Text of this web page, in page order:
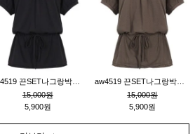
15,000원
5,900원
15,000원
5,900원